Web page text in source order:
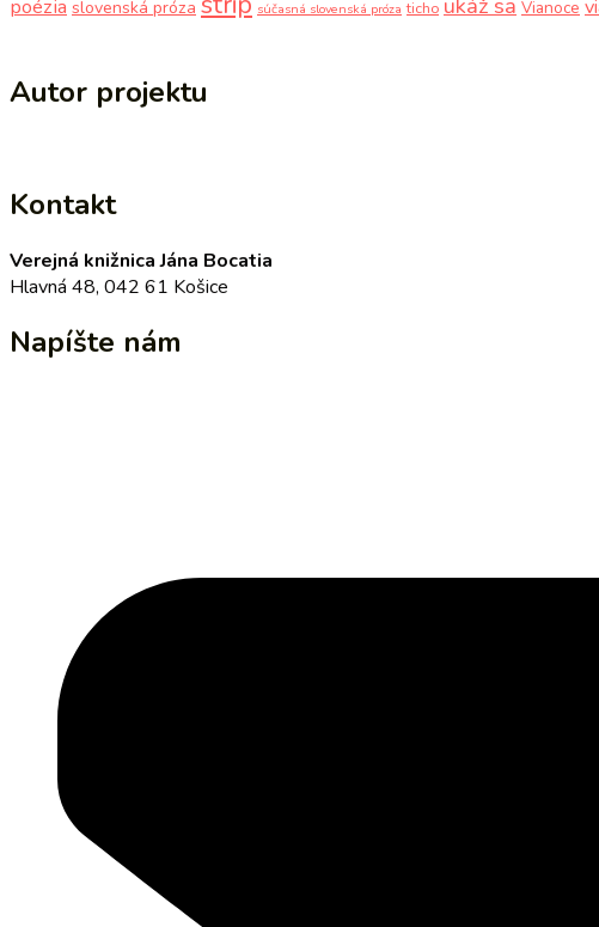
poézia slovenská próza súčasná slovenská próza ticho Vianoce
Autor projektu
Kontakt
Verejná knižnica Jána Bocatia
Hlavná 48, 042 61 Košice
Napíšte nám